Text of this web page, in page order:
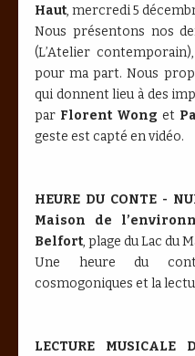
Haut, mercredi 5
Nous présentons nos
(L’Atelier
pour ma part. Nous
qui donnent lieu à des
par Florent Wong et
geste est capté en vidéo.
HEURE DU CONTE -
Maison de
Belfort, plage du Lac du
Une heure du
cosmogoniques et la
LECTURE